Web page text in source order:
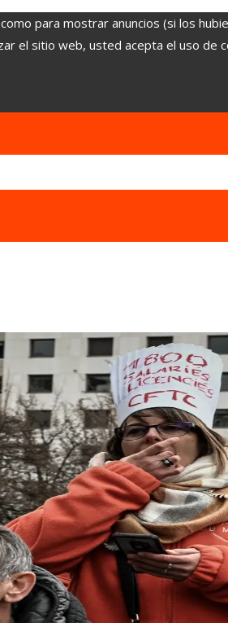
para mostrar anuncios (si los
el sitio web, usted acepta el uso de